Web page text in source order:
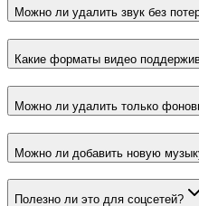
Можно ли удалить звук без
Какие форматы видео
Можно ли удалить только
Можно ли добавить новую
Полезно ли это для соцсетей?